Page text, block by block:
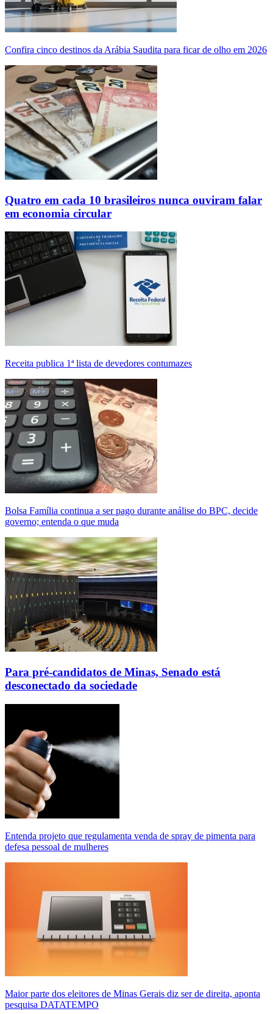
Confira cinco destinos da Arábia Saudita para ficar de olho em 2026
Quatro em cada 10 brasileiros nunca ouviram falar
em economia circular
Receita publica 1ª lista de devedores contumazes
Bolsa Família continua a ser pago durante análise do BPC, decide
governo; entenda o que muda
Para pré-candidatos de Minas, Senado está
desconectado da sociedade
Entenda projeto que regulamenta venda de spray de pimenta para
defesa pessoal de mulheres
Maior parte dos eleitores de Minas Gerais diz ser de direita, aponta
pesquisa DATATEMPO